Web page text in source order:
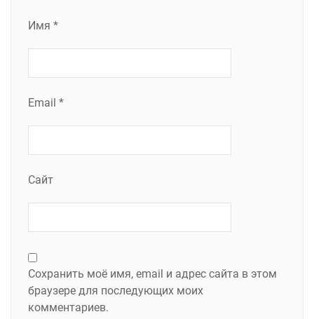
Имя *
Email *
Сайт
Сохранить моё имя, email и адрес сайта в этом
браузере для последующих моих
комментариев.